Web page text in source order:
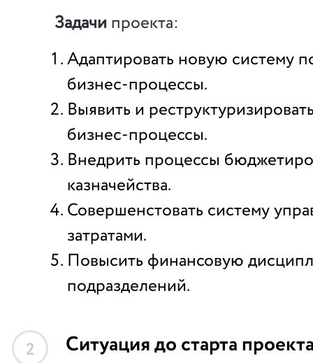
Задачи проекта:
Адаптировать новую систему
бизнес-процессы.
Выявить и
бизнес-процессы.
Внедрить процессы
казначейства.
Совершенстовать систему
затратами.
Повысить финансовую
подразделений.
2 Ситуация до старта